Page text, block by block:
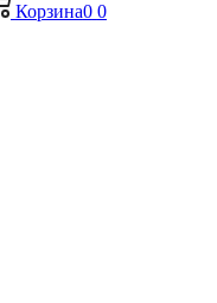
Корзина0 0